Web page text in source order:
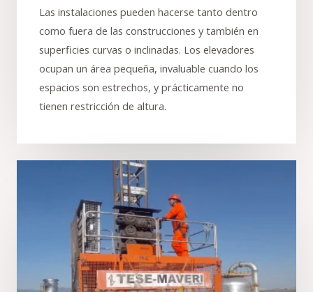
Las instalaciones pueden hacerse tanto dentro
como fuera de las construcciones y también en
superficies curvas o inclinadas. Los elevadores
ocupan un área pequeña, invaluable cuando los
espacios son estrechos, y prácticamente no
tienen restricción de altura.